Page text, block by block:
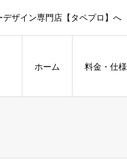
ザイン専門店【タペプロ】へ
ホーム 料金・仕様